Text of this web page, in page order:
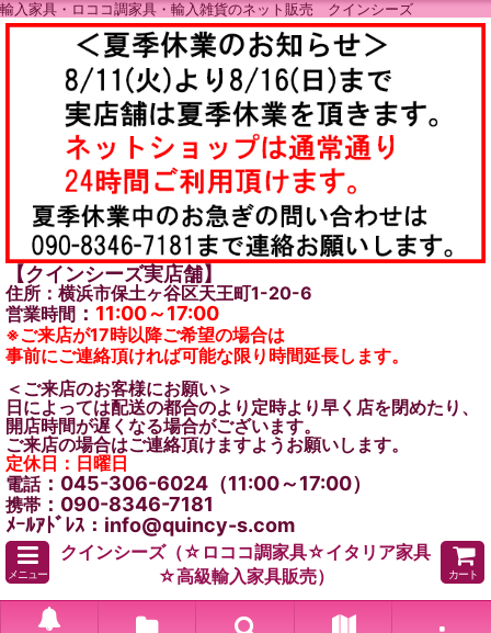
輸入家具・ロココ調家具・輸入雑貨のネット販売 クインシーズ
【クインシーズ実店舗】
住所：横浜市保土ヶ谷区天王町1-20-6
営業時間 ： 11:00～17:00
※ご来店が17時以降ご希望の場合は
事前にご連絡頂ければ可能な限り時間延長します。
＜ご来店のお客様にお願い＞
日によっては配送の都合のより定時より早く店を閉めたり、
開店時間が遅くなる場合がございます。
ご来店の場合はご連絡頂けますようお願いします。
定休日：日曜日
電話：045-306-6024（11:00～17:00）
携帯 ：090-8346-7181
ﾒｰﾙｱﾄﾞﾚｽ：info@quincy-s.com
メニュー
クインシーズ（☆ロココ調家具☆イタリア家具
☆高級輸入家具販売）
カート